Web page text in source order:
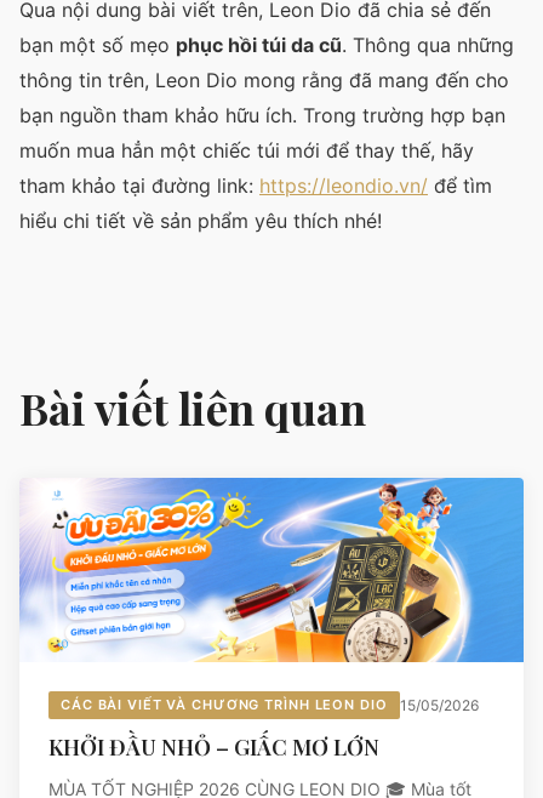
Qua nội dung bài viết trên, Leon Dio đã chia sẻ đến
bạn một số mẹo phục hồi túi da cũ. Thông qua những
thông tin trên, Leon Dio mong rằng đã mang đến cho
bạn nguồn tham khảo hữu ích. Trong trường hợp bạn
muốn mua hẳn một chiếc túi mới để thay thế, hãy
tham khảo tại đường link: https://leondio.vn/ để tìm
hiểu chi tiết về sản phẩm yêu thích nhé!
Bài viết liên quan
CÁC BÀI VIẾT VÀ CHƯƠNG TRÌNH LEON DIO 15/05/2026
KHỞI ĐẦU NHỎ – GIẤC MƠ LỚN
MÙA TỐT NGHIỆP 2026 CÙNG LEON DIO 🎓 Mùa tốt